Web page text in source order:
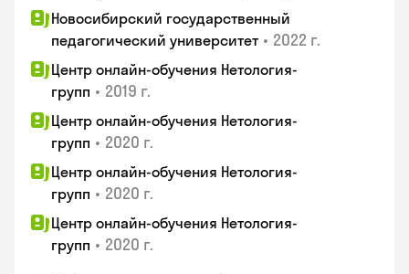
Новосибирский государственный
педагогический университет • 2022 г.
Центр онлайн-обучения Нетология-
групп • 2019 г.
Центр онлайн-обучения Нетология-
групп • 2020 г.
Центр онлайн-обучения Нетология-
групп • 2020 г.
Центр онлайн-обучения Нетология-
групп • 2020 г.